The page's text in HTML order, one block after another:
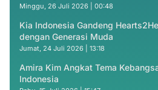
Minggu, 26 Juli 2026 | 00:48
Kia Indonesia Gandeng
dengan Generasi Muda
Jumat, 24 Juli 2026 | 13:18
Amira Kim Angkat Tema
Indonesia